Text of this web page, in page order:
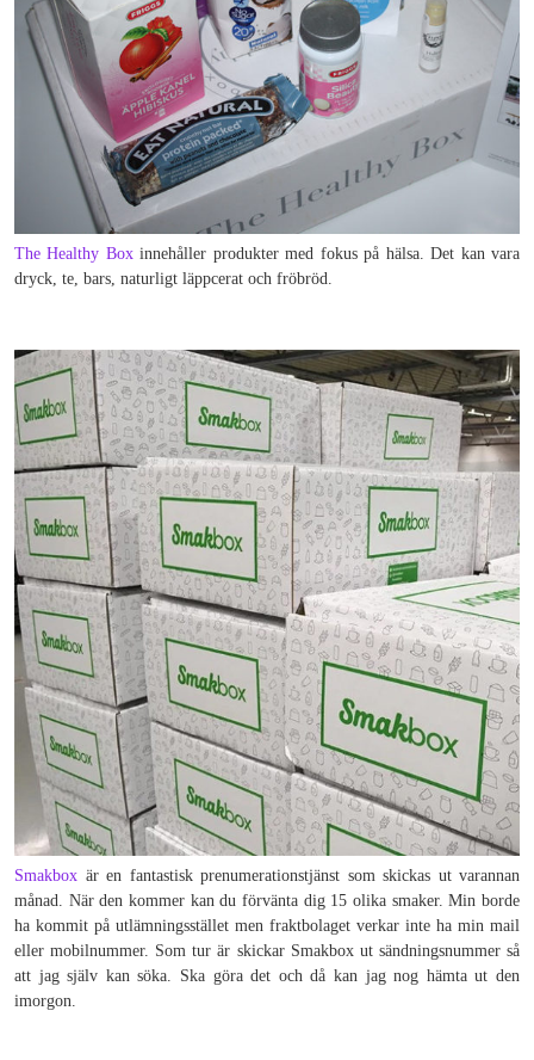
The Healthy Boxinnehåller produkter med fokus på hälsa. Det kan vara
dryck, te, bars, naturligt läppcerat och fröbröd.
Smakbox är en fantastisk prenumerationstjänst som skickas ut varannan
månad. När den kommer kan du förvänta dig 15 olika smaker. Min borde
ha kommit på utlämningsstället men fraktbolaget verkar inte ha min mail
eller mobilnummer. Som tur är skickar Smakbox ut sändningsnummer så
att jag själv kan söka. Ska göra det och då kan jag nog hämta ut den
imorgon.